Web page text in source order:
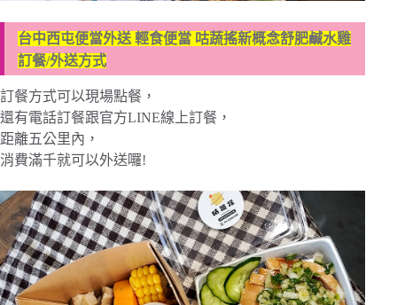
台中西屯便當外送 輕食便當 咕蔬搖新概念舒肥鹹水雞
訂餐/外送方式
訂餐方式可以現場點餐，
還有電話訂餐跟官方LINE線上訂餐，
距離五公里內，
消費滿千就可以外送囉!